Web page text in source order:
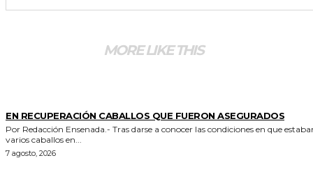
MORE LIKE THIS
EN RECUPERACIÓN CABALLOS QUE FUERON ASEGURADOS
Por Redacción Ensenada.- Tras darse a conocer las condiciones en que estaban
varios caballos en...
7 agosto, 2026